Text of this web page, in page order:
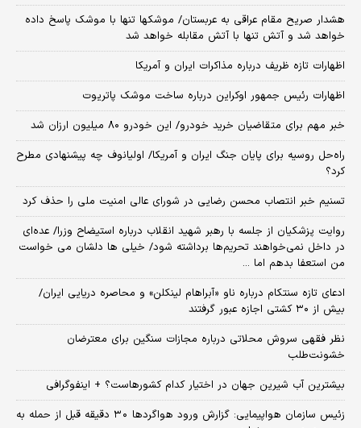
هشدار صریح مقام عراقی به عربستان/ موشکها تنها با موشک پاسخ داده
خواهد شد و آتش تنها با آتش مقابله خواهد شد
اظهارات تازه ظریف درباره مذاکرات ایران و آمریکا
اظهارات رئیس جمهور اوکراین درباره ساخت موشک پاتریوت
خبر مهم برای متقاضیان خرید خودرو/ این خودرو ۸۰ میلیون ارزان شد
راه‌حل روسیه برای پایان جنگ ایران و آمریکا/ اولیانوف چه پیشنهادی مطرح
کرد؟
تسنیم خبر انتصاب محسن رضایی در شورای عالی امنیت ملی را حذف کرد
روایت پزشکیان از جلسه با رهبر شهید انقلاب درباره استیضاح وزرا/ عده‌ای
در داخل نمی‌خواهند تحریم‌ها برداشته شود/ خیلی ها دلشان می خواست
من استعفا بدهم اما ...
ادعای تازه سنتکام درباره ناو «آبراهام لینکلن» و محاصره دریایی ایران/
بیش از ۳۰ کشتی اجازه عبور گرفتند
نظر فقهی سروش محلاتی درباره مجازات سنگین برای معترضان
خشونت‌طلب
بیشترین آب شیرین جهان در اختیار کدام کشورهاست؟ + اینفوگرافی
زئیس سازمان هواپیمایی: گزارش ورود هواگردها ٣٠ دقیقه قبل از حمله به